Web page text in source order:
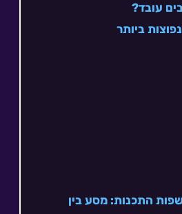
עובד?
ביותר
התכנות: מסע בין